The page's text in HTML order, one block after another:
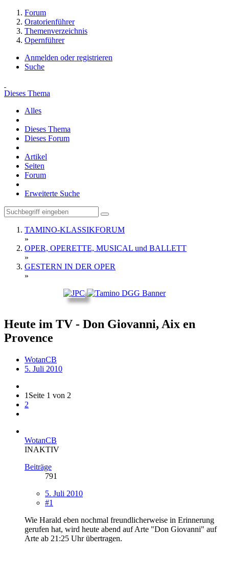
Forum
Oratorienführer
Themenverzeichnis
Opernführer
Anmelden oder registrieren
Suche
Dieses Thema
Alles
Dieses Thema
Dieses Forum
Artikel
Seiten
Forum
Erweiterte Suche
TAMINO-KLASSIKFORUM
»
OPER, OPERETTE, MUSICAL und BALLETT
»
GESTERN IN DER OPER
»
Heute im TV - Don Giovanni, Aix en
Provence
WotanCB
5. Juli 2010
1 Seite 1 von 2
2
WotanCB
INAKTIV
Beiträge
791
5. Juli 2010
#1
Wie Harald eben nochmal freundlicherweise in Erinnerung
gerufen hat, wird heute abend auf Arte "Don Giovanni" auf
Arte ab 21:25 Uhr übertragen.